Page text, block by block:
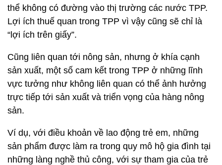
thể không có đường vào thị trường các nước TPP.
Lợi ích thuế quan trong TPP vì vậy cũng sẽ chỉ là
“lợi ích trên giấy”.
Cũng liên quan tới nông sản, nhưng ở khía cạnh
sản xuất, một số cam kết trong TPP ở những lĩnh
vực tưởng như không liên quan có thể ảnh hưởng
trực tiếp tới sản xuất và triển vọng của hàng nông
sản.
Ví dụ, với điều khoản về lao động trẻ em, những
sản phẩm được làm ra trong quy mô hộ gia đình tại
những làng nghề thủ công, với sự tham gia của trẻ